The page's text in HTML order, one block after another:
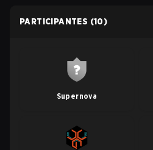
PARTICIPANTES (10)
Supernova